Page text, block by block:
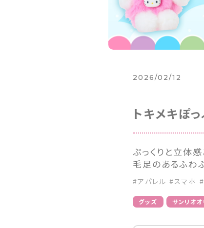
2026/02/12
トキメキぽ
ぷっくりと立体
毛足のあるふわ
#アパレル #スマホ
グッズ サンリオ